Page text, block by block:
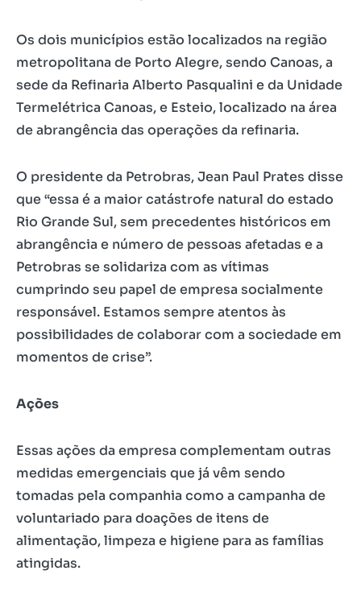
Os dois municípios estão localizados na região
metropolitana de Porto Alegre, sendo Canoas, a
sede da Refinaria Alberto Pasqualini e da Unidade
Termelétrica Canoas, e Esteio, localizado na área
de abrangência das operações da refinaria.
O presidente da Petrobras, Jean Paul Prates disse
que “essa é a maior catástrofe natural do estado
Rio Grande Sul, sem precedentes históricos em
abrangência e número de pessoas afetadas e a
Petrobras se solidariza com as vítimas
cumprindo seu papel de empresa socialmente
responsável. Estamos sempre atentos às
possibilidades de colaborar com a sociedade em
momentos de crise”.
Ações
Essas ações da empresa complementam outras
medidas emergenciais que já vêm sendo
tomadas pela companhia como a campanha de
voluntariado para doações de itens de
alimentação, limpeza e higiene para as famílias
atingidas.